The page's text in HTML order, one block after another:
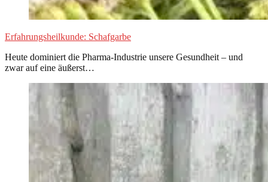
Erfahrungsheilkunde: Schafgarbe
Heute dominiert die Pharma-Industrie unsere Gesundheit – und
zwar auf eine äußerst…